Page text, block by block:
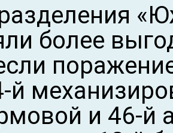
более
й
и 46-й